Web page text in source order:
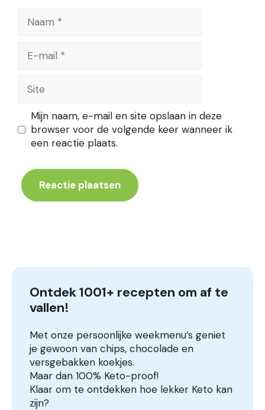
mail
Mijn naam, e-mail en site opslaan in deze
browser voor de volgende keer wanneer ik
een reactie plaats.
Ontdek 1001+ recepten om af te
vallen!
Met onze persoonlijke weekmenu’s geniet
je gewoon van chips, chocolade en
versgebakken koekjes.
Maar dan 100% Keto-proof!
Klaar om te ontdekken hoe lekker Keto kan
zijn?